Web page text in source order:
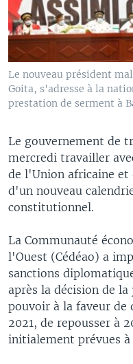
Le nouveau président
Goita, s'adresse à la
prestation de serment à
Le gouvernement de
mercredi travailler
de l'Union africaine et
d'un nouveau
constitutionnel.
La Communauté
l'Ouest (Cédéao) a
sanctions
après la décision de
pouvoir à la faveur de
2021, de repousser à
initialement prévues